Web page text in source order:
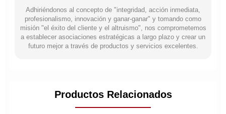
Adhiriéndonos al concepto de "integridad, acción inmediata,
profesionalismo, innovación y ganar-ganar" y tomando como
misión "el éxito del cliente y el altruismo", nos comprometemos
a establecer asociaciones estratégicas a largo plazo y crear un
futuro mejor a través de productos y servicios excelentes.
Productos Relacionados